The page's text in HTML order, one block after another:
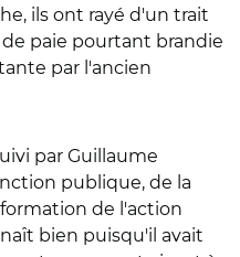
ils ont rayé d'un trait
paie pourtant brandie
par l'ancien
par Guillaume
publique, de la
de l'action
bien puisqu'il avait